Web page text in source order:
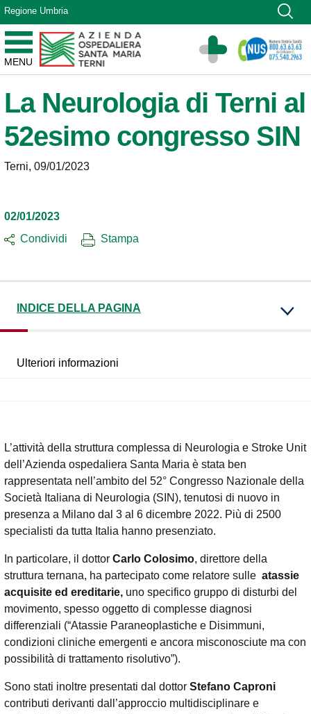
Vai ai contenuti
Vai al menu di navigazione
Vai al footer
Regione Umbria
MENU
Azienda Ospedaliera Santa Maria di Terni
Sito Istituzionale
La Neurologia di Terni al
52esimo congresso SIN
Terni, 09/01/2023
02/01/2023
Condividi
Stampa
INDICE DELLA PAGINA
Ulteriori informazioni
L’attività della struttura complessa di Neurologia e Stroke Unit
dell’Azienda ospedaliera Santa Maria è stata ben
rappresentata nell’ambito del 52° Congresso Nazionale della
Società Italiana di Neurologia (SIN), tenutosi di nuovo in
presenza a Milano dal 3 al 6 dicembre 2022. Più di 2500
specialisti da tutta Italia hanno presenziato.
In particolare, il dottor Carlo Colosimo, direttore della
struttura ternana, ha partecipato come relatore sulle atassie
acquisite ed ereditarie, uno specifico gruppo di disturbi del
movimento, spesso oggetto di complesse diagnosi
differenziali (“Atassie Paraneoplastiche e Disimmuni,
condizioni cliniche emergenti e ancora misconosciute ma con
possibilità di trattamento risolutivo”).
Sono stati inoltre presentati dal dottor Stefano Caproni
contributi derivanti dall’approccio multidisciplinare e